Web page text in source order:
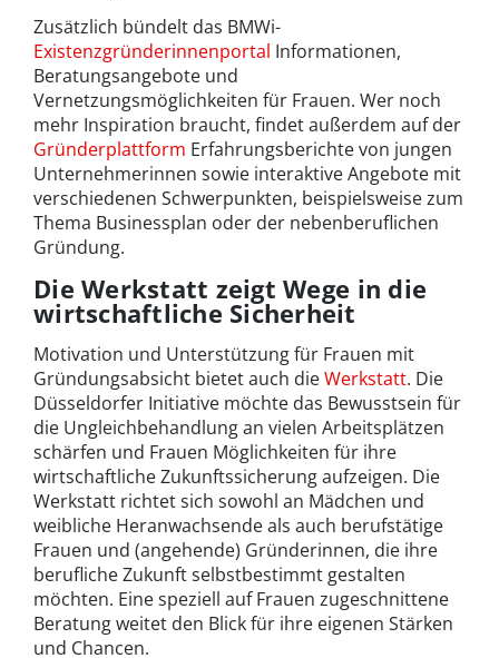
Zusätzlich bündelt das BMWi-
Existenzgründerinnenportal Informationen,
Beratungsangebote und
Vernetzungsmöglichkeiten für Frauen. Wer noch
mehr Inspiration braucht, findet außerdem auf der
Gründerplattform Erfahrungsberichte von jungen
Unternehmerinnen sowie interaktive Angebote mit
verschiedenen Schwerpunkten, beispielsweise zum
Thema Businessplan oder der nebenberuflichen
Gründung.
Die Werkstatt zeigt Wege in die
wirtschaftliche Sicherheit
Motivation und Unterstützung für Frauen mit
Gründungsabsicht bietet auch dieWerkstatt. Die
Düsseldorfer Initiative möchte das Bewusstsein für
die Ungleichbehandlung an vielen Arbeitsplätzen
schärfen und Frauen Möglichkeiten für ihre
wirtschaftliche Zukunftssicherung aufzeigen. Die
Werkstatt richtet sich sowohl an Mädchen und
weibliche Heranwachsende als auch berufstätige
Frauen und (angehende) Gründerinnen, die ihre
berufliche Zukunft selbstbestimmt gestalten
möchten. Eine speziell auf Frauen zugeschnittene
Beratung weitet den Blick für ihre eigenen Stärken
und Chancen.